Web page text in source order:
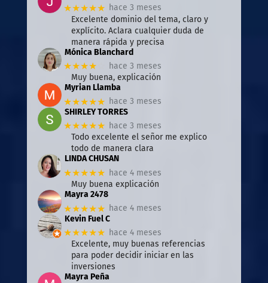
★★★★★ hace 3 meses
Excelente dominio del tema, claro y
explícito. Aclara cualquier duda de
manera rápida y precisa
Mónica Blanchard
★★★★
hace 3 meses
Muy buena, explicación
Myrian Llamba
★★★★★ hace 3 meses
SHIRLEY TORRES
★★★★★ hace 3 meses
Todo excelente el señor me explico
todo de manera clara
LINDA CHUSAN
★★★★★ hace 4 meses
Muy buena explicación
Mayra 2478
★★★★★ hace 4 meses
Kevin Fuel C
★★★★★ hace 4 meses
Excelente, muy buenas referencias
para poder decidir iniciar en las
inversiones
Mayra Peña